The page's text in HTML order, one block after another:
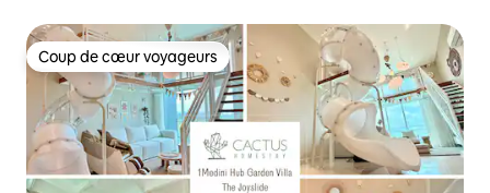
Coup de cœur voyageurs
Coup de cœur voyageurs